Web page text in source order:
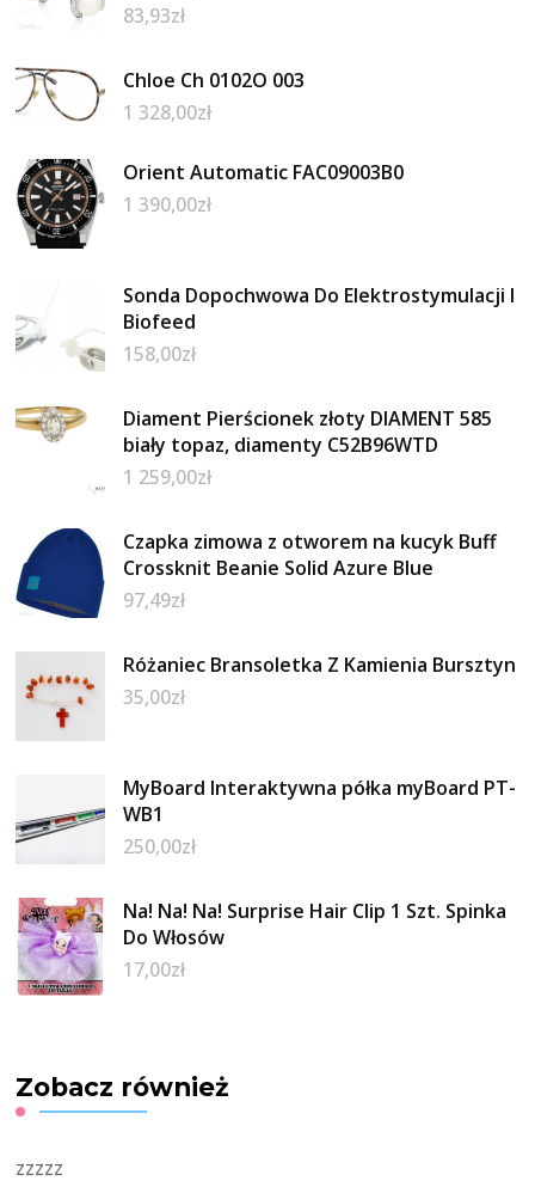
83,93zł
Chloe Ch 0102O 003
1 328,00zł
Orient Automatic FAC09003B0
1 390,00zł
Sonda Dopochwowa Do Elektrostymulacji I
Biofeed
158,00zł
Diament Pierścionek złoty DIAMENT 585
biały topaz, diamenty C52B96WTD
1 259,00zł
Czapka zimowa z otworem na kucyk Buff
Crossknit Beanie Solid Azure Blue
97,49zł
Różaniec Bransoletka Z Kamienia Bursztyn
35,00zł
MyBoard Interaktywna półka myBoard PT-
WB1
250,00zł
Na! Na! Na! Surprise Hair Clip 1 Szt. Spinka
Do Włosów
17,00zł
Zobacz również
zzzzz